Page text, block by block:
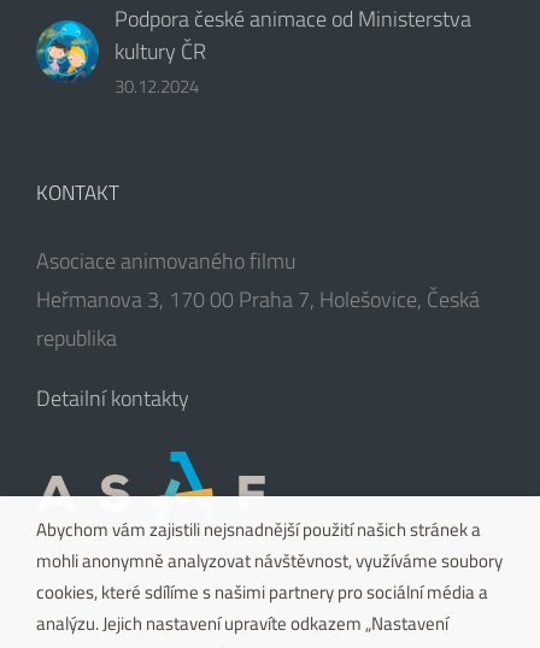
Podpora české animace od Ministerstva
kultury ČR
30.12.2024
KONTAKT
Asociace animovaného filmu
Heřmanova 3, 170 00 Praha 7, Holešovice, Česká
republika
Detailní kontakty
Abychom vám zajistili nejsnadnější použití našich stránek a
mohli anonymně analyzovat návštěvnost, využíváme soubory
cookies, které sdílíme s našimi partnery pro sociální média a
analýzu. Jejich nastavení upravíte odkazem „Nastavení